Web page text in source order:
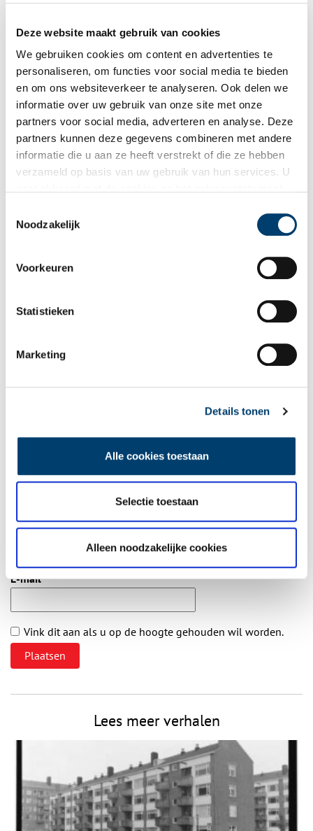
Deze website maakt gebruik van cookies
We gebruiken cookies om content en advertenties te
personaliseren, om functies voor social media te bieden
en om ons websiteverkeer te analyseren. Ook delen we
informatie over uw gebruik van onze site met onze
partners voor social media, adverteren en analyse. Deze
partners kunnen deze gegevens combineren met andere
informatie die u aan ze heeft verstrekt of die ze hebben
verzameld op basis van uw gebruik van hun services. U
Noodzakelijk
Voorkeuren
Statistieken
Marketing
Details tonen
Alle cookies toestaan
Selectie toestaan
Alleen noodzakelijke cookies
Amsterdam Nieuw-West, Slotervaart, brug bij Johan Huizingalaan. Beeld:
Wikimedia Commons / Mark Ahsmann.
Meer informatie over de Westelijke Tuinsteden is te vinden in het
Van Eesterenmuseum.
Publicatiedatum: 06/05/2011
Wilt u op de hoogte blijven van de mooiste verhalen en het
Vul deze informatie aan of geef een reactie.
Vereiste velden zijn gemarkeerd met *. Het e-mailadres wordt niet
Naam*
E-mail*
Vink dit aan als u op de hoogte gehouden wil worden.
Lees meer verhalen